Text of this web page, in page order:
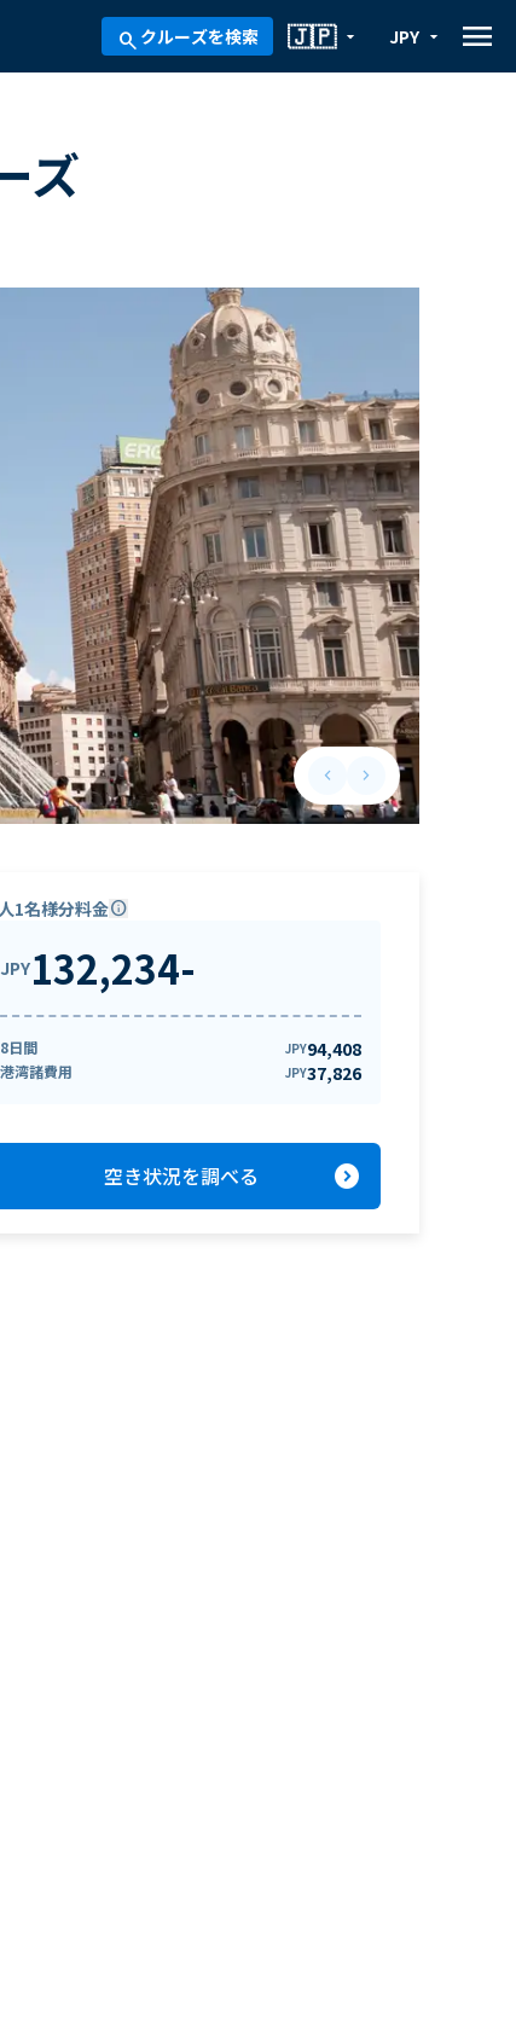
search クルーズを検索 arrow_drop_down
🇯🇵 arrow_drop_down
JPY menu
ズ
keyboard_arrow_leftPrevious slide
keyboard_arrow_rightNext slide
1名様分料金info
JPY132,234-
8日間 JPY94,408
港湾諸費用 JPY37,826
空き状況を調べる expand_circle_right